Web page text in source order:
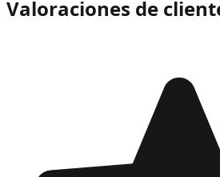
Valoraciones de